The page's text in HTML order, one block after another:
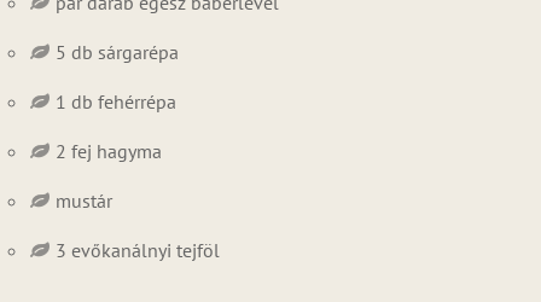
5 db sárgarépa
1 db fehérrépa
2 fej hagyma
mustár
3 evőkanálnyi tejföl